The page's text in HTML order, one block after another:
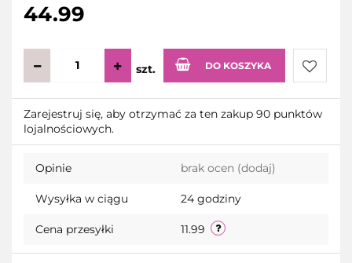
44.99
szt. DO KOSZYKA
Do
Zarejestruj się, aby otrzymać za ten zakup 90 punktów
lojalnościowych.
Opinie brak ocen (dodaj)
Wysyłka w ciągu 24 godziny
Cena przesyłki 11.99